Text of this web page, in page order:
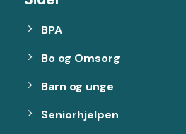
BPA
Bo og Omsorg
Barn og unge
Seniorhjelpen